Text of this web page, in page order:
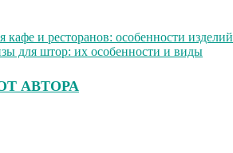
кафе и ресторанов: особенности изделий
для штор: их особенности и виды
АВТОРА